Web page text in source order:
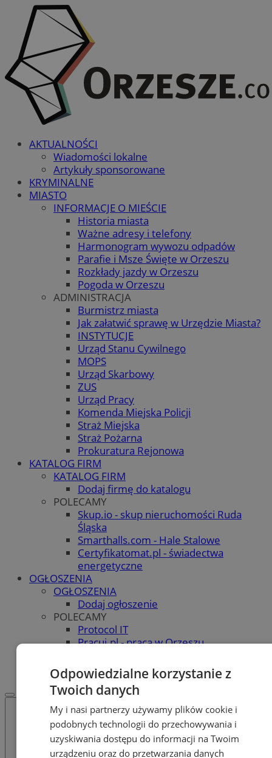
AKTUALNOŚCI
Wiadomości lokalne
Artykuły sponsorowane
KRYMINALNE
MIASTO
INFORMACJE O MIEŚCIE
Historia miasta
Ważne adresy i telefony
Harmonogram wywozu odpadów
Parafie i Msze Święte w Orzeszu
Rozkłady jazdy w Orzeszu
Pogoda w Orzeszu
ADMINISTRACJA
Burmistrz miasta
Jak załatwić sprawę w Urzędzie Miasta?
INSTYTUCJE
Urząd Stanu Cywilnego
MOPS
Urząd Skarbowy
ZUS
Urząd Pracy
Komenda Miejska Policji
Straż Miejska
Straż Pożarna
Prokuratura Rejonowa
KATALOG FIRM
KATALOG FIRM
Dodaj firmę do katalogu
POLECAMY
Skup.io - skup nieruchomości Ruda
Śląska
Smarthalls.com - Hale Stalowe
Certyfikatomat.pl - świadectwa
energetyczne
OGŁOSZENIA
OGŁOSZENIA
Dodaj ogłoszenie
POLECAMY
Protocol IT
Pracuj.pl - praca w Orzeszu
WSPÓŁPRACA
Odpowiedzialne korzystanie z
Twoich danych
My i nasi partnerzy używamy plików cookie i
podobnych technologii do przechowywania i
uzyskiwania dostępu do informacji na Twoim
urządzeniu oraz do przetwarzania danych